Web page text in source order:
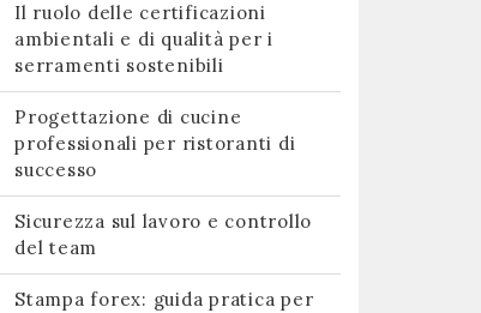
Il ruolo delle certificazioni
ambientali e di qualità per i
serramenti sostenibili
Progettazione di cucine
professionali per ristoranti di
successo
Sicurezza sul lavoro e controllo
del team
Stampa forex: guida pratica per